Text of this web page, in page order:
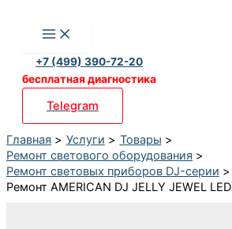
+7 (499) 390-72-20
бесплатная диагностика
Telegram
Главная Услуги
Товары
Ремонт светового оборудования
Ремонт световых приборов DJ-серии
Ремонт AMERICAN DJ JELLY JEWEL LED